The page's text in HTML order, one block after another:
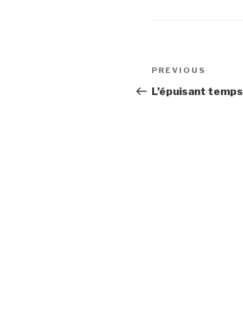
Post
navigation
Previous
Post
PREVIOUS
L’épuisant temps